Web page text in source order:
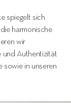
spiegelt sich
harmonische
wir
und Authentizität
sowie in unseren